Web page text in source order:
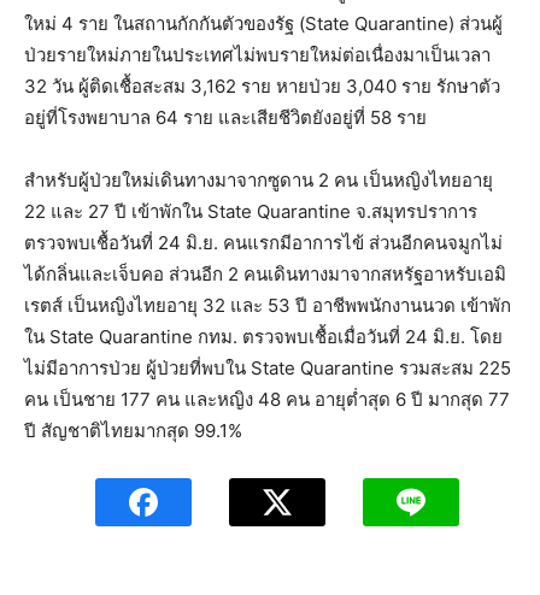
ใหม่ 4 ราย ในสถานกักกันตัวของรัฐ (State Quarantine) ส่วนผู้
ป่วยรายใหม่ภายในประเทศไม่พบรายใหม่ต่อเนื่องมาเป็นเวลา
32 วัน ผู้ติดเชื้อสะสม 3,162 ราย หายป่วย 3,040 ราย รักษาตัว
อยู่ที่โรงพยาบาล 64 ราย และเสียชีวิตยังอยู่ที่ 58 ราย
สำหรับผู้ป่วยใหม่เดินทางมาจากซูดาน 2 คน เป็นหญิงไทยอายุ
22 และ 27 ปี เข้าพักใน State Quarantine จ.สมุทรปราการ
ตรวจพบเชื้อวันที่ 24 มิ.ย. คนแรกมีอาการไข้ ส่วนอีกคนจมูกไม่
ได้กลิ่นและเจ็บคอ ส่วนอีก 2 คนเดินทางมาจากสหรัฐอาหรับเอมิ
เรตส์ เป็นหญิงไทยอายุ 32 และ 53 ปี อาชีพพนักงานนวด เข้าพัก
ใน State Quarantine กทม. ตรวจพบเชื้อเมื่อวันที่ 24 มิ.ย. โดย
ไม่มีอาการป่วย ผู้ป่วยที่พบใน State Quarantine รวมสะสม 225
คน เป็นชาย 177 คน และหญิง 48 คน อายุต่ำสุด 6 ปี มากสุด 77
ปี สัญชาติไทยมากสุด 99.1%